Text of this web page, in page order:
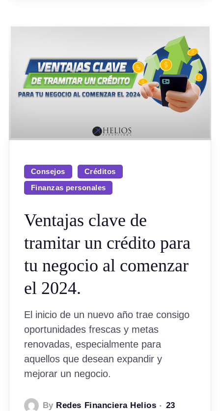
Consejos
Créditos
Finanzas personales
Ventajas clave de
tramitar un crédito para
tu negocio al comenzar
el 2024.
El inicio de un nuevo año trae consigo
oportunidades frescas y metas
renovadas, especialmente para
aquellos que desean expandir y
mejorar un negocio.
By Redes Financiera Helios
23